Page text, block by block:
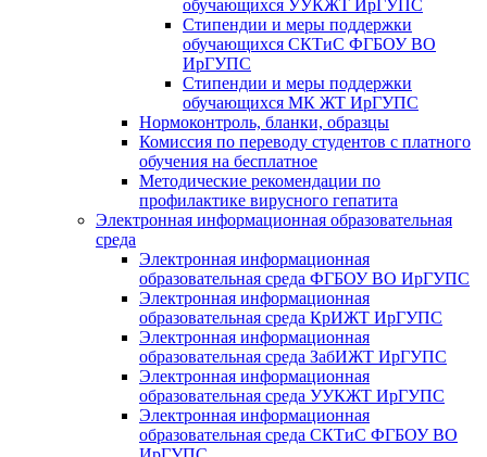
обучающихся УУКЖТ ИрГУПС
Стипендии и меры поддержки
обучающихся СКТиС ФГБОУ ВО
ИрГУПС
Стипендии и меры поддержки
обучающихся МК ЖТ ИрГУПС
Нормоконтроль, бланки, образцы
Комиссия по переводу студентов с платного
обучения на бесплатное
Методические рекомендации по
профилактике вирусного гепатита
Электронная информационная образовательная
среда
Электронная информационная
образовательная среда ФГБОУ ВО ИрГУПС
Электронная информационная
образовательная среда КрИЖТ ИрГУПС
Электронная информационная
образовательная среда ЗабИЖТ ИрГУПС
Электронная информационная
образовательная среда УУКЖТ ИрГУПС
Электронная информационная
образовательная среда СКТиС ФГБОУ ВО